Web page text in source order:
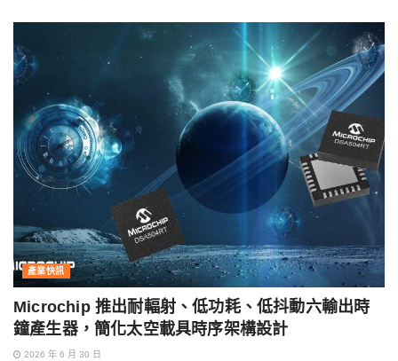
產業快訊
Microchip 推出耐輻射、低功耗、低抖動六輸出時
鐘產生器，簡化太空載具時序架構設計
2026 年 6 月 30 日